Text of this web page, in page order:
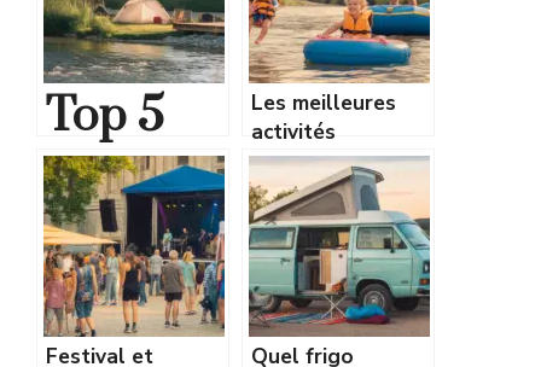
Top 5
camping
s bord
rivière
Cévenne
Les meilleures
activités
nautiques en
rivière pour petits
et grands
Festival et
Quel frigo